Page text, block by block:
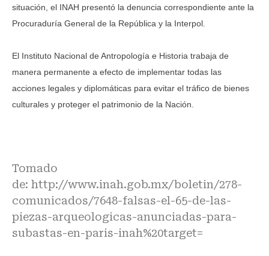
situación, el INAH presentó la denuncia correspondiente ante la
Procuraduría General de la República y la Interpol.
El Instituto Nacional de Antropología e Historia trabaja de
manera permanente a efecto de implementar todas las
acciones legales y diplomáticas para evitar el tráfico de bienes
culturales y proteger el patrimonio de la Nación.
Tomado
de: http://www.inah.gob.mx/boletin/278-
comunicados/7648-falsas-el-65-de-las-
piezas-arqueologicas-anunciadas-para-
subastas-en-paris-inah%20target=